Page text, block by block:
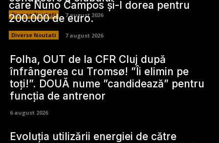
Diverse Noutati 7 august 2026
care Nuno Campos și-l dorea pentru
200.000 de euro.
Diverse Noutati 7 august 2026
Folha, OUT de la CFR Cluj după
înfrângerea cu Tromsø! ”Îi elimin pe
toți!”. DOUĂ nume ”candidează” pentru
funcția de antrenor
6 august 2026
Evoluția utilizării energiei de către